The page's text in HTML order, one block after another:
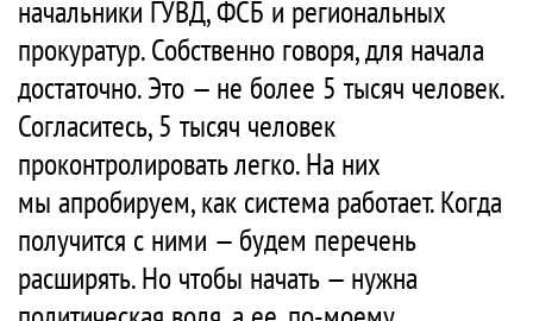
начальники ГУВД, ФСБ и региональных
прокуратур. Собственно говоря, для начала
достаточно. Это — не более 5 тысяч человек.
Согласитесь, 5 тысяч человек
проконтролировать легко. На них
мы апробируем, как система работает. Когда
получится с ними — будем перечень
расширять. Но чтобы начать — нужна